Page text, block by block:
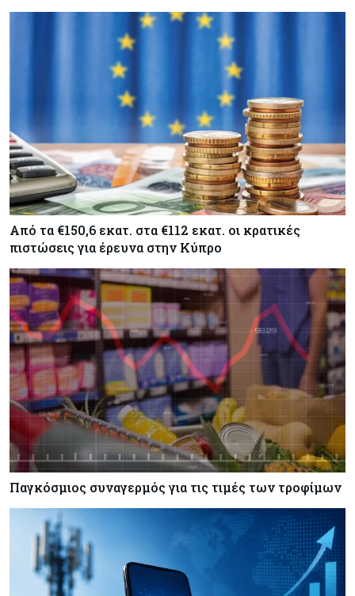
Από τα €150,6 εκατ. στα €112 εκατ. οι κρατικές
πιστώσεις για έρευνα στην Κύπρο
Παγκόσμιος συναγερμός για τις τιμές των τροφίμων